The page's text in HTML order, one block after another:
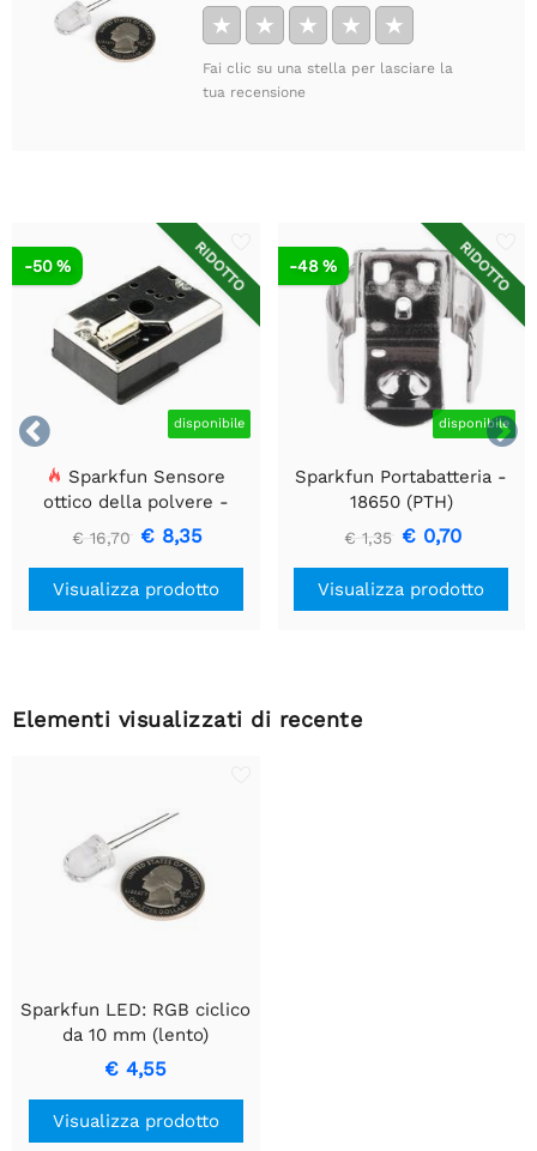
★ ★ ★ ★ ★
Fai clic su una stella per lasciare la
tua recensione


RIDOTTO
disponibile
-50 %
Sparkfun Sensore
ottico della polvere -
GP2Y1010AU0F
€ 16,70 € 8,35
Visualizza prodotto
RIDOTTO
disponibile
-48 %
Sparkfun Portabatteria -
18650 (PTH)
€ 1,35 € 0,70
Visualizza prodotto
Elementi visualizzati di recente
Sparkfun LED: RGB ciclico
da 10 mm (lento)
€ 4,55
Visualizza prodotto